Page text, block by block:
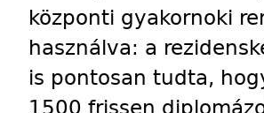
központi gyakornoki
használva: a
is pontosan tudta,
1500 frissen